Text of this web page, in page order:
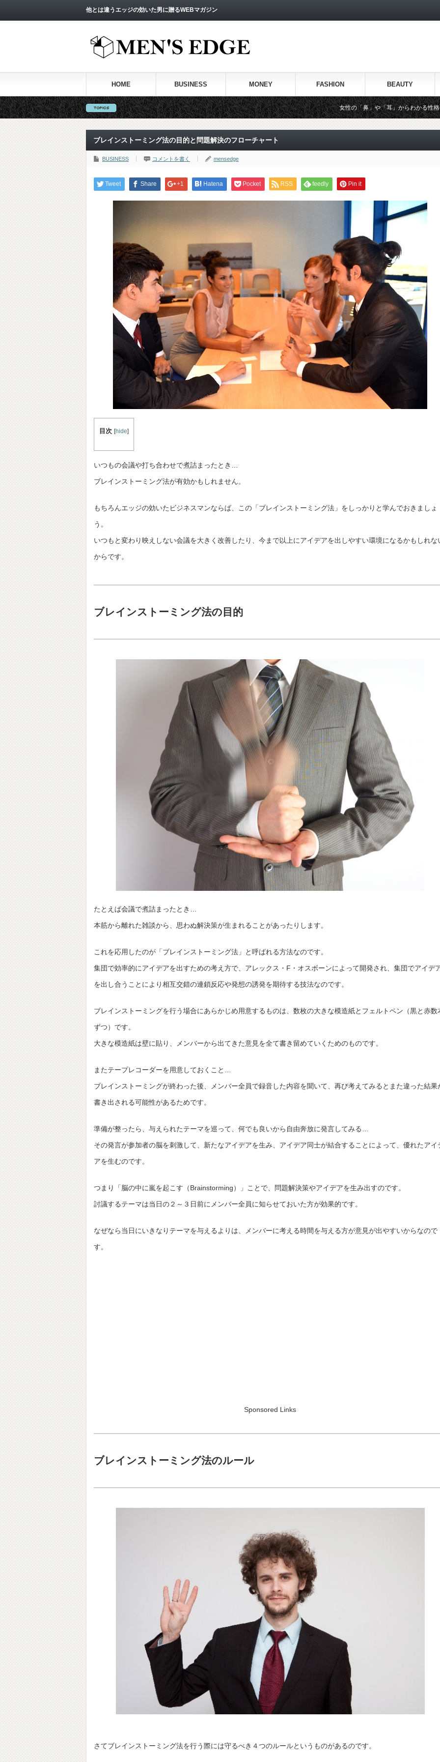
他とは違うエッジの効いた男に贈るWEBマガジン
HOME BUSINESS MONEY FASHION BEAUTY
女性の「鼻」や「耳」からわかる性格とタイプは必見！
ブレインストーミング法の目的と問題解決のフローチャート
BUSINESS コメントを書く mensedge
Tweet Share +1 Hatena Pocket RSS feedly Pin it
目次 [hide]
いつもの会議や打ち合わせで煮詰まったとき…
ブレインストーミング法が有効かもしれません。
もちろんエッジの効いたビジネスマンならば、この「ブレインストーミング法」をしっかりと学んでおきましょ
う。
いつもと変わり映えしない会議を大きく改善したり、今まで以上にアイデアを出しやすい環境になるかもしれな
からです。
ブレインストーミング法の目的
たとえば会議で煮詰まったとき…
本筋から離れた雑談から、思わぬ解決策が生まれることがあったりします。
これを応用したのが「ブレインストーミング法」と呼ばれる方法なのです。
集団で効率的にアイデアを出すための考え方で、アレックス・F・オスボーンによって開発され、集団でアイデ
を出し合うことにより相互交錯の連鎖反応や発想の誘発を期待する技法なのです。
ブレインストーミングを行う場合にあらかじめ用意するものは、数枚の大きな模造紙とフェルトペン（黒と赤数
ずつ）です。
大きな模造紙は壁に貼り、メンバーから出てきた意見を全て書き留めていくためのものです。
またテープレコーダーを用意しておくこと…
ブレインストーミングが終わった後、メンバー全員で録音した内容を聞いて、再び考えてみるとまた違った結果
書き出される可能性があるためです。
準備が整ったら、与えられたテーマを巡って、何でも良いから自由奔放に発言してみる…
その発言が参加者の脳を刺激して、新たなアイデアを生み、アイデア同士が結合することによって、優れたアイ
アを生むのです。
つまり「脳の中に嵐を起こす（Brainstorming）」ことで、問題解決策やアイデアを生み出すのです。
討議するテーマは当日の２～３日前にメンバー全員に知らせておいた方が効果的です。
なぜなら当日にいきなりテーマを与えるよりは、メンバーに考える時間を与える方が意見が出やすいからなので
す。
Sponsored Links
ブレインストーミング法のルール
さてブレインストーミング法を行う際には守るべき４つのルールというものがあるのです。